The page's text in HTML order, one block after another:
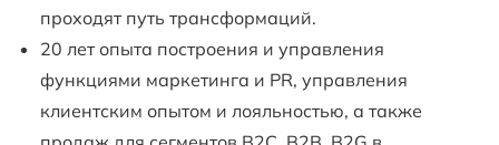
проходят путь трансформаций.
20 лет опыта построения и управления
функциями маркетинга и PR, управления
клиентским опытом и лояльностью, а также